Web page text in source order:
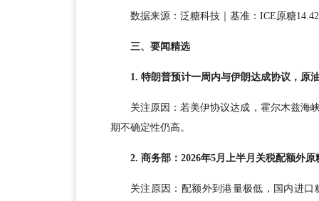
数据来源：泛糖科技｜基准：ICE原糖
三、要闻精选
1. 特朗普预计一周内与伊朗达成协议，原
关注原因：若美伊协议达成，霍尔木兹
期不确定性仍高。
2. 商务部：2026年5月上半月关税配额外
关注原因：配额外到港量极低，国内进